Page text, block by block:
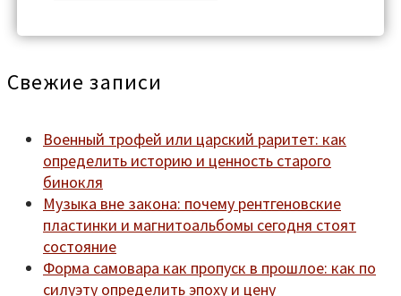
Свежие записи
Военный трофей или царский раритет: как
определить историю и ценность старого
бинокля
Музыка вне закона: почему рентгеновские
пластинки и магнитоальбомы сегодня стоят
состояние
Форма самовара как пропуск в прошлое: как по
силуэту определить эпоху и цену